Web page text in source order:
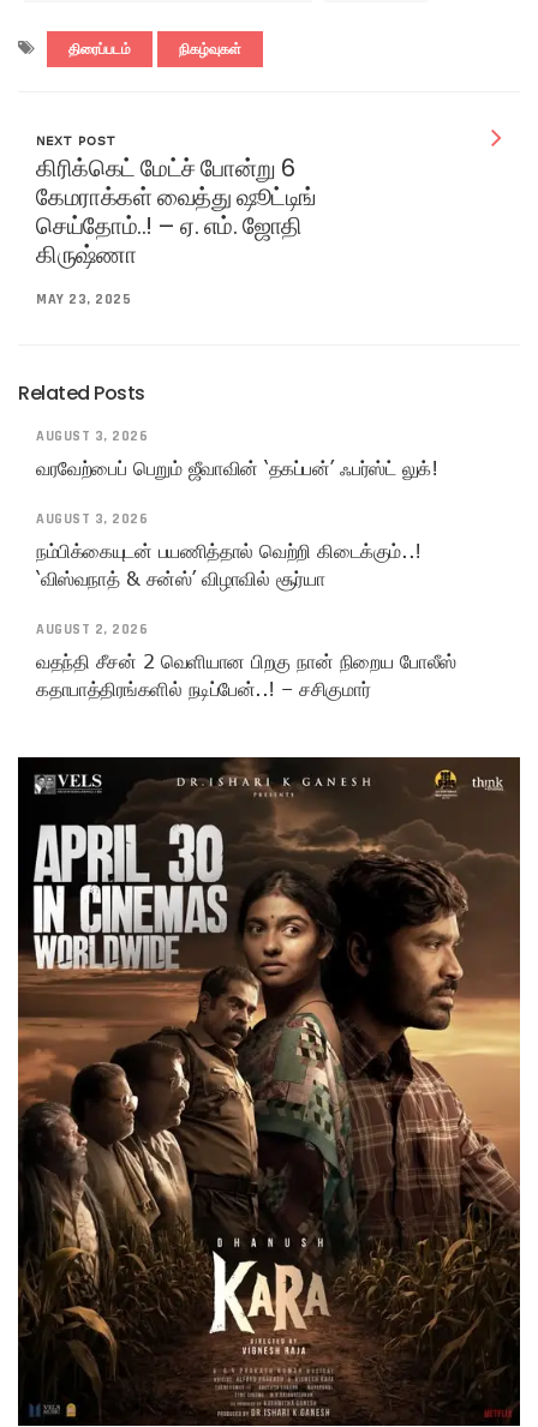
திரைப்படம் நிகழ்வுகள்
NEXT POST
கிரிக்கெட் மேட்ச் போன்று 6
கேமராக்கள் வைத்து ஷூட்டிங்
செய்தோம்..! – ஏ. எம். ஜோதி
கிருஷ்ணா
MAY 23, 2025
Related Posts
AUGUST 3, 2026
வரவேற்பைப் பெறும் ஜீவாவின் ‘தகப்பன்’ ஃபர்ஸ்ட் லுக்!
AUGUST 3, 2026
நம்பிக்கையுடன் பயணித்தால் வெற்றி கிடைக்கும்..!
‘விஸ்வநாத் & சன்ஸ்’ விழாவில் சூர்யா
AUGUST 2, 2026
வதந்தி சீசன் 2 வெளியான பிறகு நான் நிறைய போலீஸ்
கதாபாத்திரங்களில் நடிப்பேன்..! – சசிகுமார்